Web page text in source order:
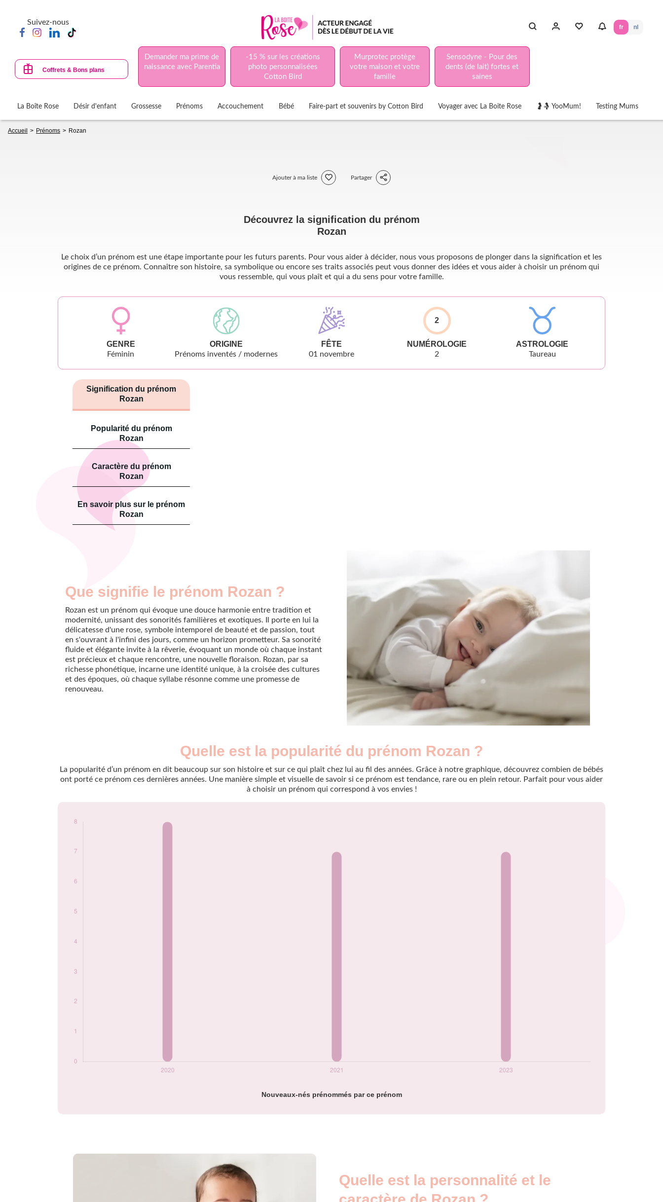
contenu
principal
Suivez-nous
fr nl
Coffrets & Bons plans
Demander ma prime de
naissance avec Parentia
-15 % sur les créations
photo personnalisées
Cotton Bird
Murprotec protège
votre maison et votre
famille
Sensodyne - Pour des
dents (de lait) fortes et
saines
La Boîte Rose Désir d'enfant Grossesse Prénoms Accouchement Bébé Faire-part et souvenirs by Cotton Bird Voyager avec La Boite Rose 🤰🤱 YooMum! Testing Mums
d'Ariane
Accueil Prénoms Rozan
Ajouter à ma liste Partager
Découvrez la signification du prénom
Rozan
Le choix d’un prénom est une étape importante pour les futurs parents. Pour vous aider à décider, nous vous proposons de plonger dans la signification et les
origines de ce prénom. Connaître son histoire, sa symbolique ou encore ses traits associés peut vous donner des idées et vous aider à choisir un prénom qui
vous ressemble, qui vous plaît et qui a du sens pour votre famille.
GENRE
Féminin
ORIGINE
Prénoms inventés / modernes
FÊTE
01 novembre
2
NUMÉROLOGIE
2
ASTROLOGIE
Taureau
Signification du prénom
Rozan
Popularité du prénom
Rozan
Caractère du prénom
Rozan
En savoir plus sur le prénom
Rozan
Que signifie le prénom Rozan ?
Rozan est un prénom qui évoque une douce harmonie entre tradition et
modernité, unissant des sonorités familières et exotiques. Il porte en lui la
délicatesse d'une rose, symbole intemporel de beauté et de passion, tout
en s'ouvrant à l'infini des jours, comme un horizon prometteur. Sa sonorité
fluide et élégante invite à la rêverie, évoquant un monde où chaque instant
est précieux et chaque rencontre, une nouvelle floraison. Rozan, par sa
richesse phonétique, incarne une identité unique, à la croisée des cultures
et des époques, où chaque syllabe résonne comme une promesse de
renouveau.
Quelle est la popularité du prénom Rozan ?
La popularité d’un prénom en dit beaucoup sur son histoire et sur ce qui plaît chez lui au fil des années. Grâce à notre graphique, découvrez combien de bébés
ont porté ce prénom ces dernières années. Une manière simple et visuelle de savoir si ce prénom est tendance, rare ou en plein retour. Parfait pour vous aider
à choisir un prénom qui correspond à vos envies !
Nouveaux-nés prénommés par ce prénom
année
2020
8
2021
7
Quelle est la personnalité et le